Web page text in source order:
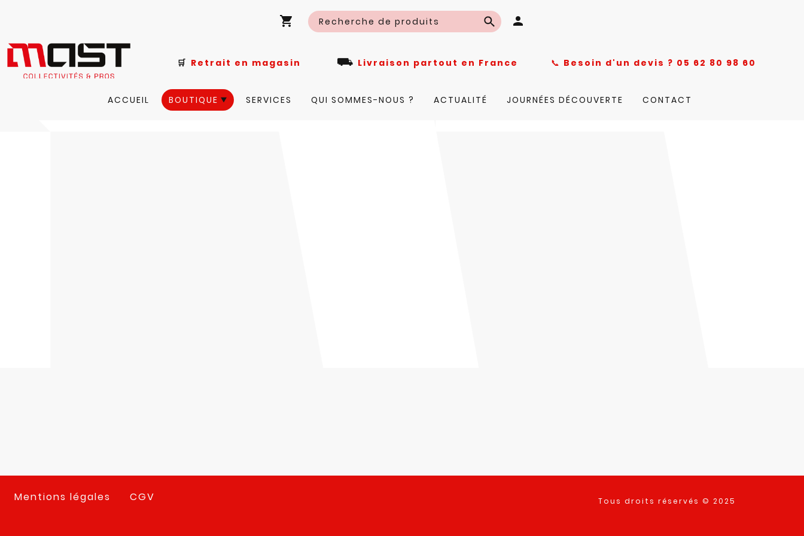
🛒 Retrait en magasin ⛟ Livraison partout en France 📞 Besoin d'un devis ? 05 62 80 98 60
ACCUEIL BOUTIQUE SERVICES QUI SOMMES-NOUS ? ACTUALITÉ JOURNÉES DÉCOUVERTE CONTACT
Mentions légales CGV Tous droits réservés © 2025